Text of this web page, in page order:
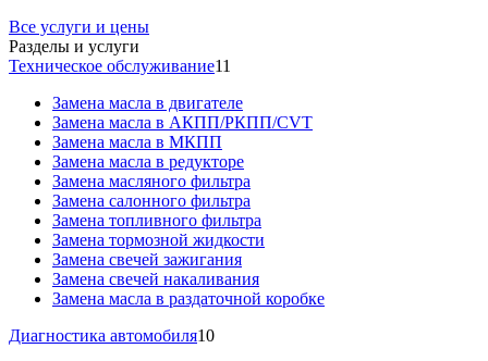
Все услуги и цены
Разделы и услуги
Техническое обслуживание11
Замена масла в двигателе
Замена масла в АКПП/РКПП/CVT
Замена масла в МКПП
Замена масла в редукторе
Замена масляного фильтра
Замена салонного фильтра
Замена топливного фильтра
Замена тормозной жидкости
Замена свечей зажигания
Замена свечей накаливания
Замена масла в раздаточной коробке
Диагностика автомобиля10